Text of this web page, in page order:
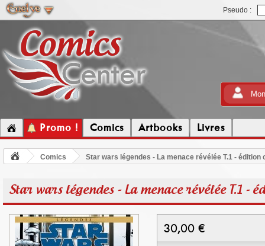
Pseudo :
Promo ! Comics Artbooks Livres
Comics Star wars légendes - La menace révélée T.1 - édition
Star wars légendes - La menace révélée T.1 -
30,00 €